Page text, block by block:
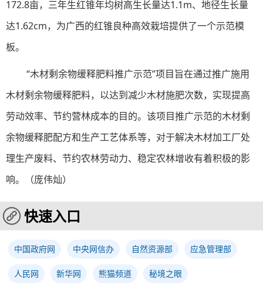
172.8亩，三年生红锥年均树高生长量达1.1m、地径生长量
达1.62cm，为广西的红锥良种高效栽培提供了一个示范模
板。
“木材剩余物缓释肥料推广示范”项目旨在通过推广施用
木材剩余物缓释肥料，以达到减少木材施肥次数，实现提高
劳动效率、节约营林成本的目的。该项目推广示范的木材剩
余物缓释肥配方和生产工艺体系等，对于解决木材加工厂处
理生产废料、节约农林劳动力、稳定农林增收有着积极的影
响。（庞伟灿）
快速入口
中国政府网 中央网信办 自然资源部 应急管理部
人民网 新华网 熊猫频道 秘境之眼